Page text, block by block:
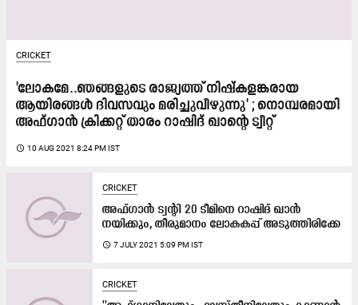
CRICKET
'ലോകമേ..ഞങ്ങളുടെ രാജ്യത്ത്​ നിഷ്​കളങ്കരായ
ആയിരങ്ങൾ ദിവസവും മരിച്ചുവീഴുന്നു' ; നൊമ്പരമായി
അഫ്​ഗാൻ ക്രിക്കറ്റ്​ താരം റാഷിദ്​ ഖാന്‍റെ ട്വീറ്റ്​
access_time 10 AUG 2021 8:24 PM IST
CRICKET
അഫ്​ഗാൻ ട്വന്‍റി 20 ടീമിനെ റാഷിദ്​ ഖാൻ
നയിക്കും, തീരുമാനം ലോകകപ്പ്​ അടുത്തിരിക്കേ
access_time 7 JULY 2021 5:09 PM IST
CRICKET